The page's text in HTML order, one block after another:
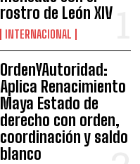
rostro de León XIV
INTERNACIONAL
OrdenYAutoridad:
Aplica Renacimiento
Maya Estado de
derecho con orden,
coordinación y saldo
blanco